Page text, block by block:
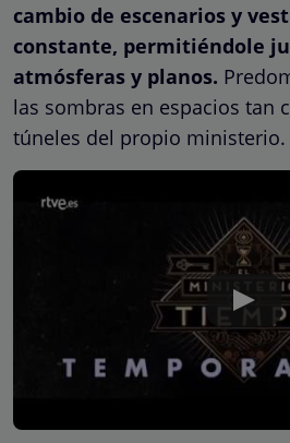
cambio de escenarios y
constante, permitiéndole
atmósferas y planos.
las sombras en espacios tan
túneles del propio ministerio.